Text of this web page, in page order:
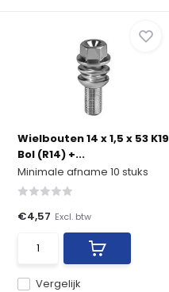
Wielbouten 14 x 1,5 x 53 K19
Bol (R14) +...
Minimale afname 10 stuks
Vergelijk
€4,57 Excl. btw